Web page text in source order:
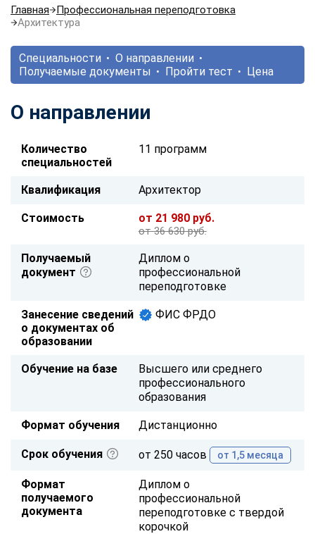
Главная
Профессиональная переподготовка
Архитектура
Специальности
О направлении
Получаемые документы
Пройти тест Цена
О направлении
Количество
специальностей
11 программ
Квалификация Архитектор
Стоимость от 21 980 руб.
от 36 630 руб.
Получаемый
документ
Диплом о
профессиональной
переподготовке
Занесение сведений
о документах об
образовании
ФИС ФРДО
Обучение на базе
Высшего или среднего
профессионального
образования
Формат обучения Дистанционно
Срок обучения от 250 часов от 1,5 месяца
Формат
получаемого
документа
Диплом о
профессиональной
переподготовке с твердой
корочкой